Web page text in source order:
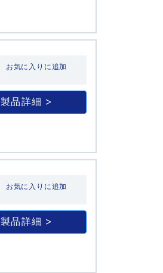
お気に入りに追加
製品詳細
お気に入りに追加
製品詳細